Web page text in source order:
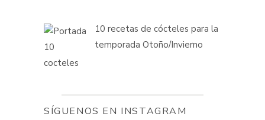
10 recetas de cócteles para la
temporada Otoño/Invierno
SÍGUENOS EN INSTAGRAM